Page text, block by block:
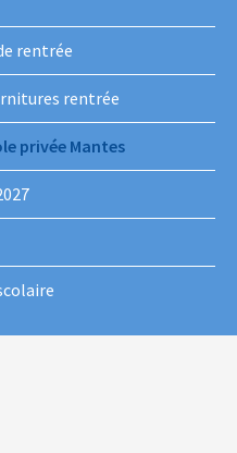
rentrée
rentrée
privée Mantes